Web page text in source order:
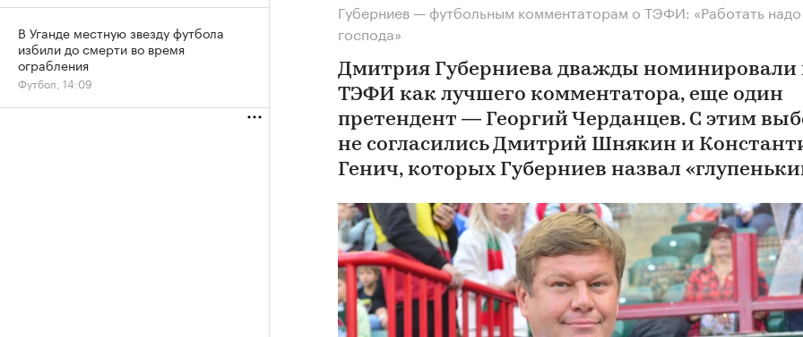
Губерниев — футбольным комментаторам о ТЭФИ: «Работать
господа»
Дмитрия Губерниева дважды номинировали
ТЭФИ как лучшего комментатора, еще один
претендент — Георгий Черданцев. С этим
не согласились Дмитрий Шнякин и
Генич, которых Губерниев назвал
В Уганде местную звезду футбола
избили до смерти во время
ограбления
Футбол, 14:09